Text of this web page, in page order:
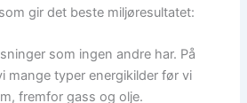
gir det beste miljøresultatet:
som ingen andre har. På
mange typer energikilder før vi
fremfor gass og olje.